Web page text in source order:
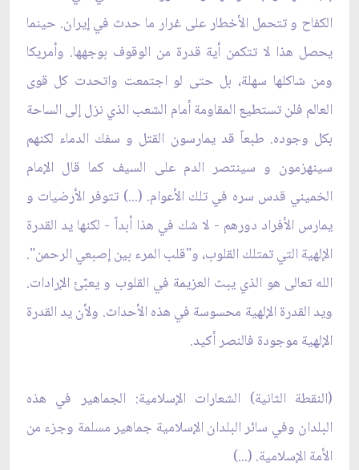
الكفاح و تتحمل الأخطار على غرار ما حدث في إيران. حينما
يحصل هذا لا تتكمن أية قدرة من الوقوف بوجهها. وأمريكا
ومن شاكلها سهلة، بل حتى لو اجتمعت واتحدت كل قوى
العالم فلن تستطيع المقاومة أمام الشعب الذي نزل إلى الساحة
بكل وجوده. طبعاً قد يمارسون القتل و سفك الدماء لكنهم
سينهزمون و سينتصر الدم على السيف كما قال الإمام
الخميني قدس سره في تلك الأعوام. (...) تتوفر الأرضيات و
يمارس الأفراد دورهم - لا شك في هذا أبداً - لكنها يد القدرة‌
الإلهية التي تمتلك القلوب، و"قلب المرء بين إصبعي الرحمن".
الله تعالى هو الذي يبث العزيمة في القلوب و يعبّئ الإرادات.
ويد القدرة الإلهية محسوسة في هذه الأحداث. ولأن يد القدرة
الإلهية موجودة فالنصر أكيد.
(النقطة الثانية) الشعارات الإسلامية: الجماهير في هذه
البلدان وفي سائر البلدان الإسلامية جماهير مسلمة وجزء من
الأمة الإسلامية. (...)